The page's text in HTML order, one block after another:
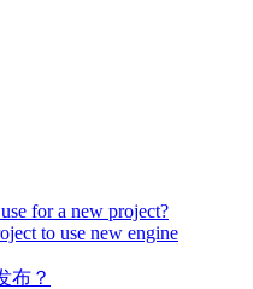
for a new project?
to use new engine
布？